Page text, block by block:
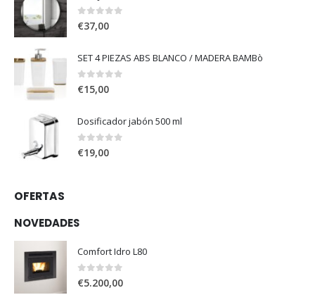
0out of 5
€37,00
SET 4 PIEZAS ABS BLANCO / MADERA BAMBò
0 out of 5
€15,00
Dosificador jabón 500 ml
0 out of 5
€19,00
OFERTAS
NOVEDADES
Comfort Idro L80
0out of 5
€5.200,00